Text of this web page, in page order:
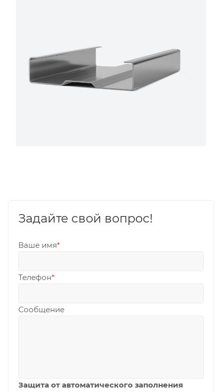
Задайте свой вопрос!
Ваше имя*
Телефон*
Сообщение
Защита от автоматического заполнения